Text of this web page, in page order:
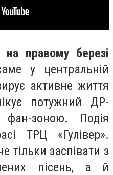
правому березі
у центральній
активне життя
потужний ДР-
зоною. Подія
ТРЦ «Гулівер».
тільки заспівати з
пісень, а й